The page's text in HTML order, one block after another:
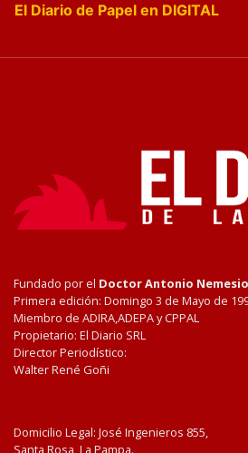
El Diario de Papel en DIGITAL
Fundado por el Doctor Antonio Nemesio
Primera edición: Domingo 3 de Mayo de
Miembro de ADIRA,ADEPA y CPPAL
Propietario: El Diario SRL
Director Periodístico:
Walter René Goñi
Domicilio Legal: José Ingenieros 855,
Santa Rosa, La Pampa.